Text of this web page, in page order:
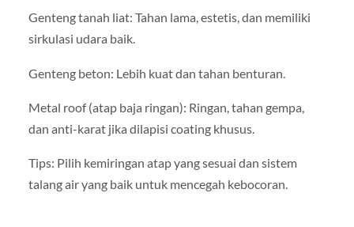
Genteng tanah liat: Tahan lama, estetis, dan memiliki
sirkulasi udara baik.
Genteng beton: Lebih kuat dan tahan benturan.
Metal roof (atap baja ringan): Ringan, tahan gempa,
dan anti-karat jika dilapisi coating khusus.
Tips: Pilih kemiringan atap yang sesuai dan sistem
talang air yang baik untuk mencegah kebocoran.